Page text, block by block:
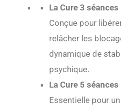
La Cure 3 séances
Conçue pour
relâcher les
dynamique de
psychique.
La Cure 5 séances
Essentielle pour